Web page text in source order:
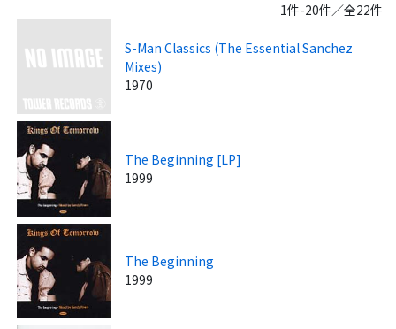
1件-20件／全22件
S-Man Classics (The Essential Sanchez
Mixes)
1970
The Beginning [LP]
1999
The Beginning
1999